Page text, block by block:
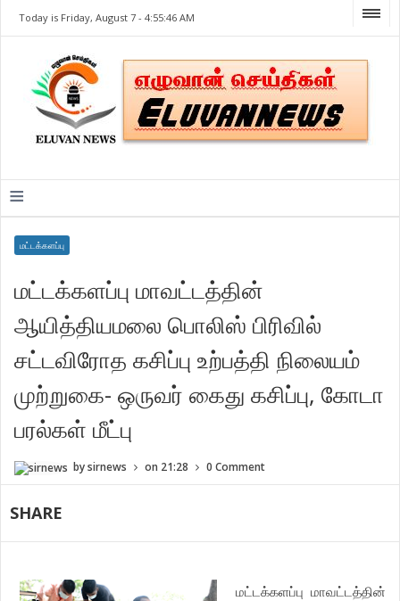
Today is Friday, August 7 -4:55:46 AM
≡
மட்டக்களப்பு
மட்டக்களப்பு மாவட்டத்தின்
ஆயித்தியமலை பொலிஸ் பிரிவில்
சட்டவிரோத கசிப்பு உற்பத்தி நிலையம்
முற்றுகை- ஒருவர் கைது கசிப்பு, கோடா
பரல்கள் மீட்பு
bysirnews on 21:28 0 Comment
SHARE
மட்டக்களப்பு மாவட்டத்தின்